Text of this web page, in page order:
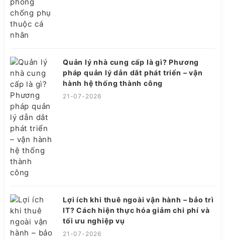
Quản lý nhà cung cấp là gì? Phương
pháp quản lý dẫn dắt phát triển – vận
hành hệ thống thành công
21-07-2026
Lợi ích khi thuê ngoài vận hành – bảo trì
IT? Cách hiện thực hóa giảm chi phí và
tối ưu nghiệp vụ
21-07-2026